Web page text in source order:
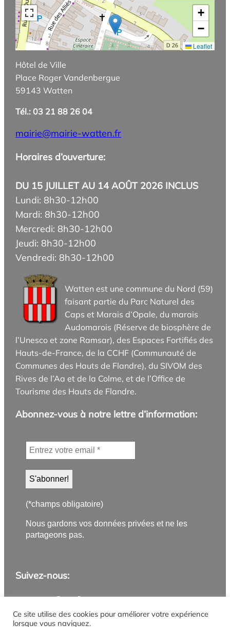
+
−
Leaflet
Hôtel de Ville
Place Roger Vandenbergue
59143 Watten
Tél.: 03 21 88 26 04
mairie@mairie-watten.fr
Horaires d’ouverture:
DU 15 JUILLET AU 14 AOÛT 2026 INCLUS
Lundi: 8h30-12h00
Mardi: 8h30-12h00
Mercredi: 8h30-12h00
Jeudi: 8h30-12h00
Vendredi: 8h30-12h00
Watten est une commune du Nord (59)
faisant partie du Parc Naturel des
Caps et Marais d’Opale, du marais
Audomarois (Réserve de biosphère de
l’Unesco et zone Ramsar), des Espaces Fortifiés des
Hauts-de-France, de la CCHF (Communauté de
Communes des Hauts de Flandre), du SIVOM des
Rives de l’Aa et de la Colme, et de l’Office de
Tourisme des Hauts de Flandre.
Abonnez-vous à notre lettre d’information:
(*champs obligatoire)
Nous gardons vos données privées et ne les
partageons pas.
Suivez-nous:
Application PanneauPocket
Lettre d'information
Instagram
Facebook
YouTube
Flux RSS
Ce site utilise des cookies pour améliorer votre expérience
lorsque vous naviguez.